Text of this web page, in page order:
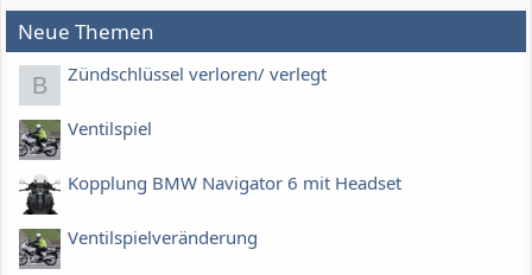
Neue Themen
B Zündschlüssel verloren/ verlegt
Ventilspiel
Kopplung BMW Navigator 6 mit Headset
Ventilspielveränderung